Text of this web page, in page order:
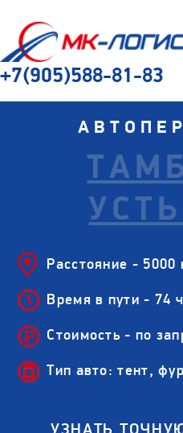
+7(905)588-81-83
Расстояние - 5000
Время в пути - 74
Стоимость - по
Тип авто: тент,